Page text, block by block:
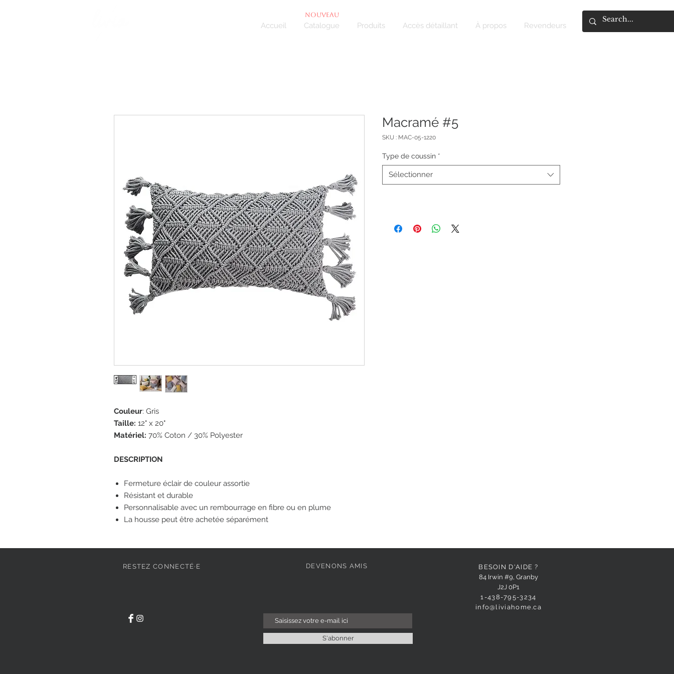
NOUVEAU
Accueil Catalogue Produits Accès détaillant À propos Revendeurs
Couleur: Gris
Taille: 12" x 20"
Matériel: 70% Coton / 30% Polyester
DESCRIPTION
Fermeture éclair de couleur assortie
Résistant et durable
Personnalisable avec un rembourrage en fibre ou en plume
La housse peut être achetée séparément
Macramé #5
SKU : MAC-05-1220
Type de coussin *
Sélectionner
RESTEZ CONNECTÉ·E DEVENONS AMIS
S'abonner
BESOIN D'AIDE ?
84 Irwin #9, Granby
J2J 0P1
1-438-795-3234
info@liviahome.ca